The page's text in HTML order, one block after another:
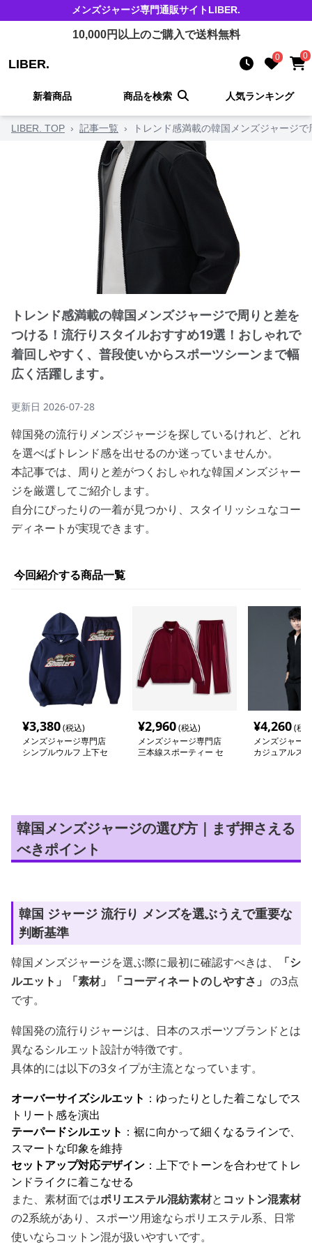
メンズジャージ専門通販サイトLIBER.
10,000円以上のご購入で送料無料
LIBER. 0 0
新着商品 商品を検索 人気ランキング
LIBER. TOP › 記事一覧 › トレンド感満載の韓国メンズジャージ
トレンド感満載の韓国メンズジャージで周りと差を
つける！流行りスタイルおすすめ19選！おしゃれで
着回しやすく、普段使いからスポーツシーンまで幅
広く活躍します。
更新日 2026-07-28
韓国発の流行りメンズジャージを探しているけれど、どれ
を選べばトレンド感を出せるのか迷っていませんか。
本記事では、周りと差がつくおしゃれな韓国メンズジャー
ジを厳選してご紹介します。
自分にぴったりの一着が見つかり、スタイリッシュなコー
ディネートが実現できます。
今回紹介する商品一覧
¥3,380(税込)
メンズジャージ専門店
シンプルウルフ 上下セ
¥2,960(税込)
メンズジャージ専門店
三本線スポーティー セ
¥4,260(税
メンズジャー
カジュアルス
韓国メンズジャージの選び方｜まず押さえる
べきポイント
韓国 ジャージ 流行り メンズを選ぶうえで重要な
判断基準
韓国メンズジャージを選ぶ際に最初に確認すべきは、
「シ
ルエット」「素材」「コーディネートのしやすさ」 の3点
です。
韓国発の流行りジャージは、日本のスポーツブランドとは
異なるシルエット設計が特徴です。
具体的には以下の3タイプが主流となっています。
オーバーサイズシルエット ：ゆったりとした着こなしでス
トリート感を演出
テーパードシルエット ：裾に向かって細くなるラインで、
スマートな印象を維持
セットアップ対応デザイン ：上下でトーンを合わせてトレ
ンドライクに着こなせる
また、素材面ではポリエステル混紡素材と コットン混素材
の2系統があり、スポーツ用途ならポリエステル系、日常
使いならコットン混が扱いやすいです。